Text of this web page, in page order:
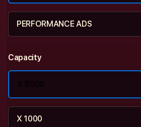
PERFORMANCE ADS
Capacity
X 5000
X 1000